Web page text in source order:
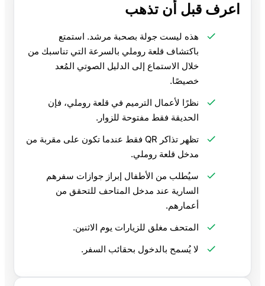
اعرف قبل أن تذهب
هذه ليست جولة بصحبة مرشد. استمتع
باكتشاف قلعة روملي بالسرعة التي تناسبك من
خلال الاستماع إلى الدليل الصوتي المُعد
خصيصًا.
نظرًا لأعمال الترميم في قلعة روملي، فإن
الحديقة فقط مفتوحة للزوار.
تظهر تذاكر QR فقط عندما تكون على مقربة من
مدخل قلعة روملي.
سيُطلب من الأطفال إبراز جوازات سفرهم
السارية عند مدخل المتاحف للتحقق من
أعمارهم.
المتحف مغلق للزيارات يوم الاثنين.
لا يُسمح بالدخول بحقائب السفر.